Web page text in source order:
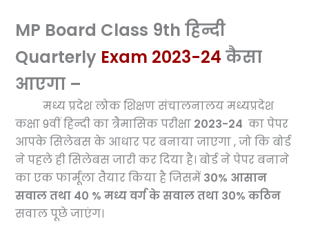
MP Board Class 9th हिन्दी
Quarterly Exam 2023-24 कैसा
आएगा –
मध्य प्रदेश लोक शिक्षण संचालनालय मध्यप्रदेश
कक्षा 9वीं हिन्दी का त्रैमासिक परीक्षा 2023-24 का पेपर
आपकेसिलेबस के आधार पर बनाया जाएगा , जो कि बोर्ड
ने पहले ही सिलेबस जारी कर दिया है। बोर्ड ने पेपर बनाने
का एक फार्मूला तैयार किया है जिसमें 30% आसान
सवाल तथा 40 % मध्य वर्ग के सवाल तथा 30% कठिन
सवाल पूछे जाएंग।